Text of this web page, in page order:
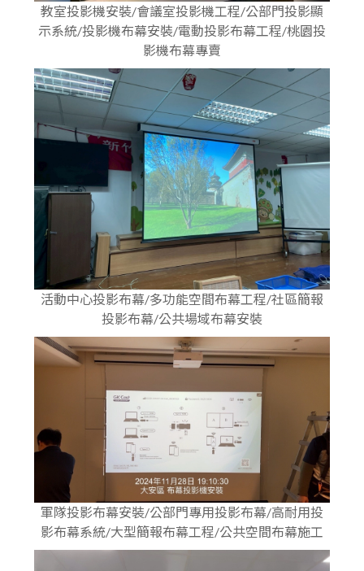
教室投影機安裝/會議室投影機工程/公部門投影顯
示系統/投影機布幕安裝/電動投影布幕工程/桃園投
影機布幕專賣
活動中心投影布幕/多功能空間布幕工程/社區簡報
投影布幕/公共場域布幕安裝
軍隊投影布幕安裝/公部門專用投影布幕/高耐用投
影布幕系統/大型簡報布幕工程/公共空間布幕施工